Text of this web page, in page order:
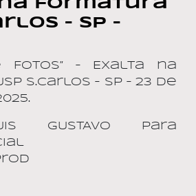
Formatura
– SP –
Fotos” – Exalta na
S.Carlos – SP – 23 de
GUSTAVO para